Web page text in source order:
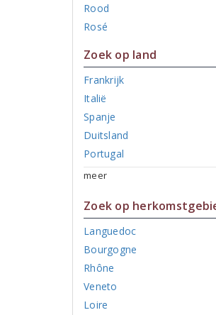
Rood
Rosé
Zoek op land
Frankrijk
Italië
Spanje
Duitsland
Portugal
meer
Zoek op
Languedoc
Bourgogne
Rhône
Veneto
Loire